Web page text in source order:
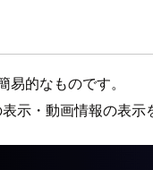
的なものです。
示・動画情報の表